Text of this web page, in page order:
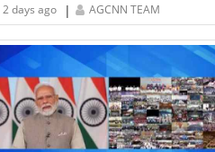
2 days ago
| AGCNN TEAM